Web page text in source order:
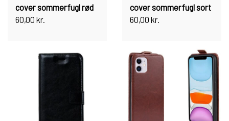
cover sommerfugl rød
60,00 kr.
cover sommerfugl sort
60,00 kr.